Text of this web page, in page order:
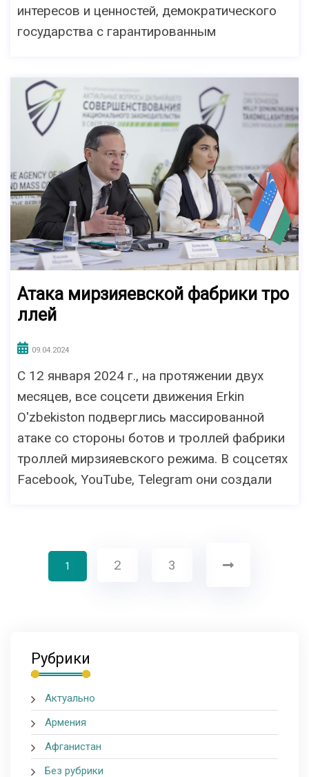
интересов и ценностей, демократического
государства с гарантированным
Атака мирзияевской фабрики тро
ллей
09.04.2024
С 12 января 2024 г., на протяжении двух
месяцев, все соцсети движения Erkin
O'zbekiston подверглись массированной
атаке со стороны ботов и троллей фабрики
троллей мирзияевского режима. В соцсетях
Facebook, YouTube, Telegram они создали
1 2 3
Рубрики
Актуально
Армения
Афганистан
Без рубрики